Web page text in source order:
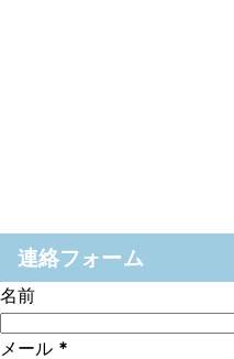
連絡フォーム
名前
メール *